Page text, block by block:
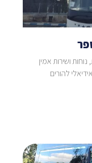
ושירות אמין
להורים